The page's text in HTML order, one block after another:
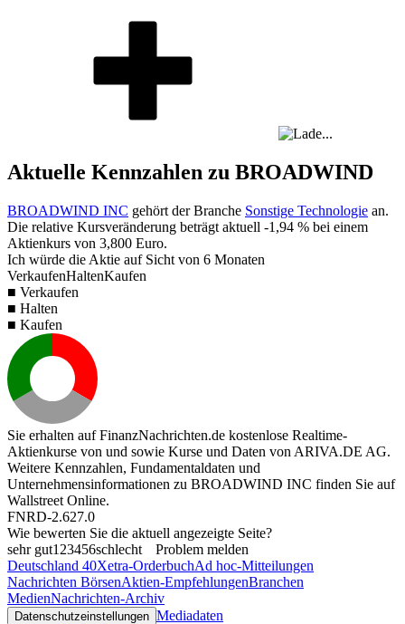
Aktuelle Kennzahlen zu BROADWIND
BROADWIND INC gehört der Branche Sonstige Technologie an.
Die relative Kursveränderung beträgt aktuell -1,94 % bei einem
Aktienkurs von 3,800 Euro.
Ich würde die Aktie auf Sicht von 6 Monaten
VerkaufenHaltenKaufen
■ Verkaufen
■ Halten
■ Kaufen
Sie erhalten auf FinanzNachrichten.de kostenlose Realtime-
Aktienkurse von und sowie Kurse und Daten von ARIVA.DE AG.
Weitere Kennzahlen, Fundamentaldaten und
Unternehmensinformationen zu BROADWIND INC finden Sie auf
Wallstreet Online.
FNRD-2.627.0
Wie bewerten Sie die aktuell angezeigte Seite?
sehr gut1 23456schlecht
Problem melden
Deutschland 40Xetra-OrderbuchAd hoc-Mitteilungen
Nachrichten BörsenAktien-EmpfehlungenBranchen
MedienNachrichten-Archiv
Datenschutzeinstellungen Mediadaten